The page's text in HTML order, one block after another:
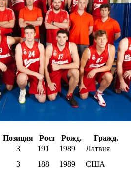
Позиция Рост Рожд.
Гражд.
З 191 1989
Латвия
З 188 1989
США